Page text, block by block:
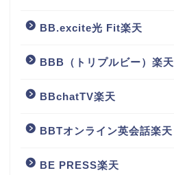
BB.excite光 Fit楽天
BBB（トリプルビー）楽天
BBchatTV楽天
BBTオンライン英会話楽天
BE PRESS楽天